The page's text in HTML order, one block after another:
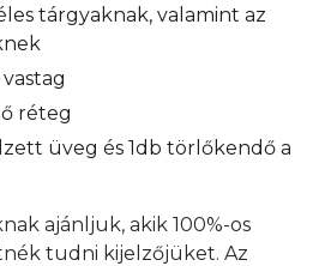
tárgyaknak, valamint az
réteg
üveg és 1db törlőkendő a
ajánljuk, akik 100%-os
tudni kijelzőjüket. Az